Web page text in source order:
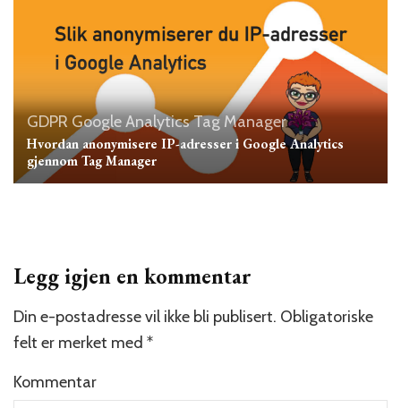
GDPR Google AnalyticsTag Manager
Hvordan anonymisere IP-adresser i Google Analytics
gjennom Tag Manager
Legg igjen en kommentar
Din e-postadresse vil ikke bli publisert. Obligatoriske
felt er merket med *
Kommentar